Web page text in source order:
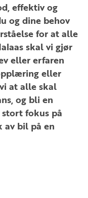
effektiv og
og dine behov
for at alle
skal vi gjør
eller erfaren
eller
at alle skal
og bli en
fokus på
av bil på en